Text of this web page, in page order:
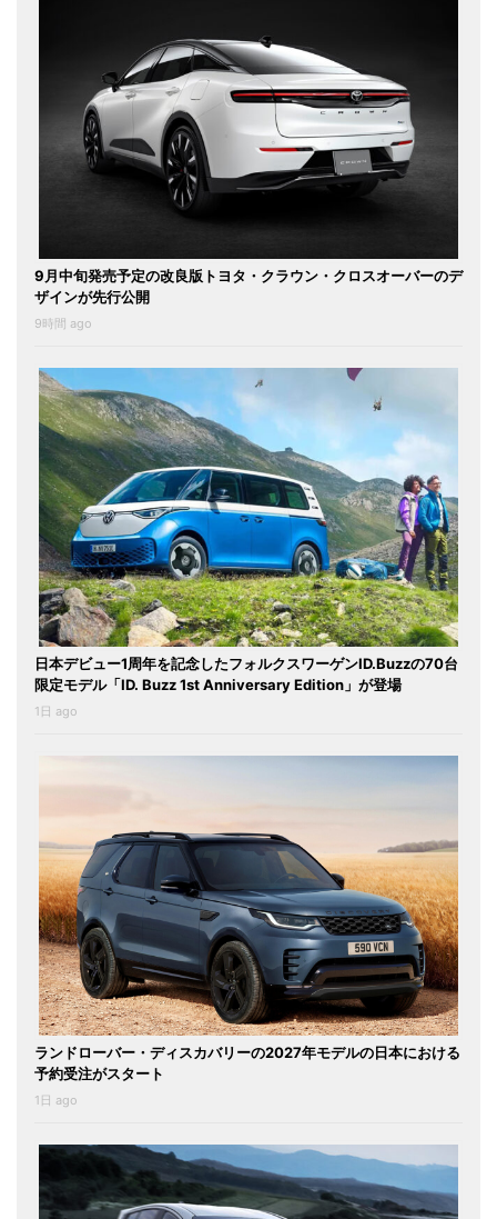
9月中旬発売予定の改良版トヨタ・クラウン・クロスオーバーのデ
ザインが先行公開
9時間 ago
日本デビュー1周年を記念したフォルクスワーゲンID.Buzzの70台
限定モデル「ID. Buzz 1st Anniversary Edition」が登場
1日 ago
ランドローバー・ディスカバリーの2027年モデルの日本における
予約受注がスタート
1日 ago